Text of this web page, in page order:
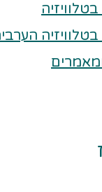
בטלוויזיה
בטלוויזיה